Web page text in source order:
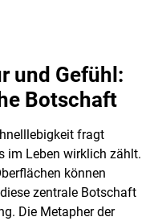
und Gefühl:
Botschaft
fragt
im Leben wirklich zählt.
können
zentrale Botschaft
Die Metapher der